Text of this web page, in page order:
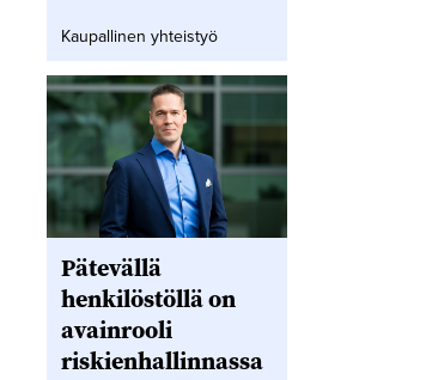
Kaupallinen yhteistyö
Pätevällä
henkilöstöllä on
avainrooli
riskienhallinnassa